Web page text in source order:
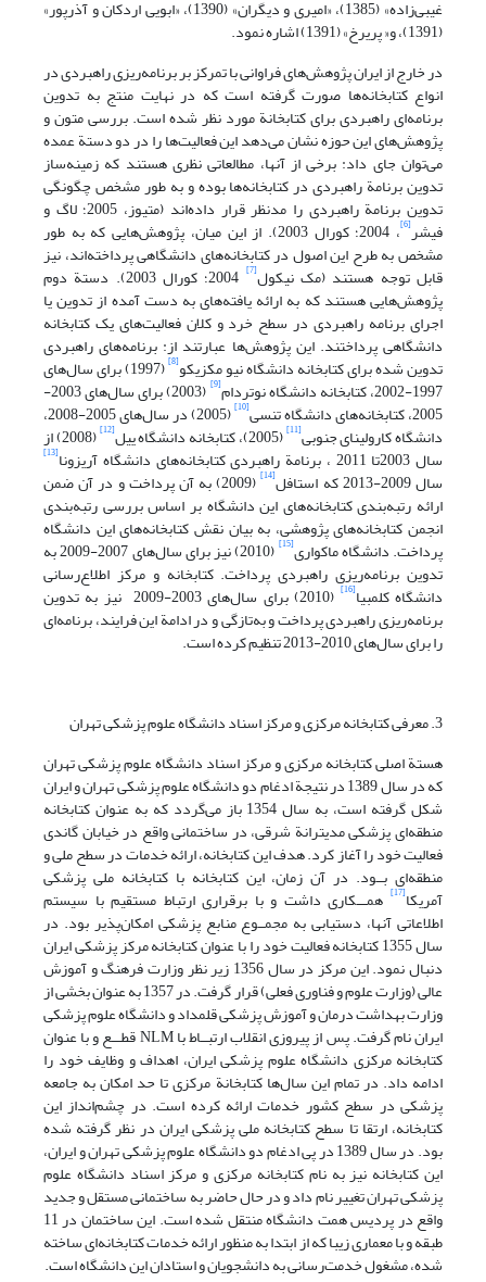
غیبی‌زاده» (1385)، «امیری و دیگران» (1390)، «ابویی اردکان و آذرپور»
(1391)، و« پریرخ» (1391) اشاره نمود.
در خارج از ایران پژوهش‌های فراوانی با تمرکز بر برنامه‌ریزی راهبردی در
انواع کتابخانه‌ها صورت گرفته است که در نهایت منتج به تدوین
برنامه‌ای راهبردی برای کتابخانة مورد نظر شده است. بررسی متون و
پژوهش‌های این حوزه نشان می‌دهد این فعالیت‌ها را در دو دستة عمده
می‌توان جای داد: برخی از آنها، مطالعاتی نظری هستند که زمینه‌ساز
تدوین برنامة راهبردی در کتابخانه‌ها بوده و به طور مشخص چگونگی
تدوین برنامة راهبردی را مدنظر قرار داده‌اند (متیوز، 2005؛ لاگ و
فیشر[6] ، 2004؛ کورال 2003). از این میان، پژوهش‌هایی که به طور
مشخص به طرح این اصول در کتابخانه‌های دانشگاهی پرداخته‌اند، نیز
قابل توجه هستند (مک نیکول[7] 2004؛ کورال 2003). دستة دوم
پژوهش‌هایی هستند که به ارائه یافته‌های به دست آمده از تدوین یا
اجرای برنامه راهبردی در سطح خرد و کلان فعالیت‌های یک کتابخانه
دانشگاهی پرداختند. این پژوهش‌ها عبارتند از: برنامه‌های راهبردی
تدوین شده برای کتابخانه دانشگاه نیو مکزیکو[8] (1997) برای سال‌های
1997-2002، کتابخانه دانشگاه نوتردام [9] (2003) برای سال‌های 2003-
2005، کتابخانه‌های دانشگاه تنسی [10] (2005) در سال‌های 2005-2008،
دانشگاه کارولینای جنوبی[11] (2005)، کتابخانه دانشگاه ییل [12] (2008) از
سال 2003تا 2011 ، برنامة راهبردی کتابخانه‌های دانشگاه آریزونا [13]
سال 2009-2013 که استافل [14] (2009) به آن پرداخت و در آن ضمن
ارائه رتبه‌بندی کتابخانه‌های این دانشگاه بر اساس بررسی رتبه‌بندی
انجمن کتابخانه‌های پژوهشی، به بیان نقش کتابخانه‌های این دانشگاه
پرداخت. دانشگاه ماکواری[15] (2010) نیز برای سال‌های 2007-2009 به
تدوین برنامه‌ریزی راهبردی پرداخت. کتابخانه و مرکز اطلاع‌رسانی
دانشگاه کلمبیا[16] (2010) برای سال‌های 2003-2009 نیز به تدوین
برنامه‌ریزی راهبردی پرداخت و به‌تازگی و در ادامة این فرایند، برنامه‌ای
را برای سال‌های 2010-2013 تنظیم کرده است.
3. معرفی کتابخانه مرکزی و مرکز اسناد دانشگاه علوم پزشکی تهران
هستة اصلی کتابخانه مرکزی و مرکز اسناد دانشگاه علوم پزشکی تهران
که در سال 1389 در نتیجة ادغام دو دانشگاه علوم پزشکی تهران و ایران
شکل گرفته است، به سال 1354 باز می‌گردد که به عنوان کتابخانه
منطقه‌ای پزشکی مدیترانة شرقی، در ساختمانی واقع در خیابان گاندی
فعالیت خود را آغاز کرد. هدف این کتابخانه، ارائه خدمات در سطح ملی و
منطقه‌ای بــود. در آن زمان، این کتابخانه با کتابخانه ملی پزشکی
آمریکا[17] همـــکاری داشت و با برقراری ارتباط مستقیم با سیستم
اطلاعاتی آنها، دستیابی به مجمــوع منابع پزشکی امکان‌پذیر بود. در
سال 1355 کتابخانه فعالیت خود را با عنوان کتابخانه مرکز پزشکی ایران
دنبال نمود. این مرکز در سال 1356 زیر نظر وزارت فرهنگ و آموزش
عالی (وزارت علوم و فناوری فعلی) قرار گرفت. در 1357 به عنوان بخشی از
وزارت بهداشت درمان و آموزش پزشکی قلمداد و دانشگاه علوم پزشکی
ایران نام گرفت. پس از پیروزی انقلاب ارتبــاط با NLM قطـــع و با عنوان
کتابخانه مرکزی دانشگاه علوم پزشکی ایران، اهداف و وظایف خود را
ادامه داد. در تمام این سال‌ها کتابخانة مرکزی تا حد امکان به جامعه
پزشکی در سطح کشور خدمات ارائه کرده است. در چشم‌انداز این
کتابخانه، ارتقا تا سطح کتابخانه ملی پزشکی ایران در نظر گرفته شده
بود. در سال 1389 در پی ادغام دو دانشگاه علوم پزشکی تهران و ایران،
این کتابخانه نیز به نام کتابخانه مرکزی و مرکز اسناد دانشگاه علوم
پزشکی تهران تغییر نام داد و در حال حاضر به ساختمانی مستقل و جدید
واقع در پردیس همت دانشگاه منتقل شده است. این ساختمان در 11
طبقه و با معماری زیبا که از ابتدا به منظور ارائه خدمات کتابخانه‌ای ساخته
شده، مشغول خدمت‌رسانی به دانشجویان و استادان این دانشگاه است.